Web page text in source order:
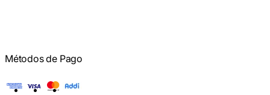
Métodos de Pago
American Express
Visa Mastercard